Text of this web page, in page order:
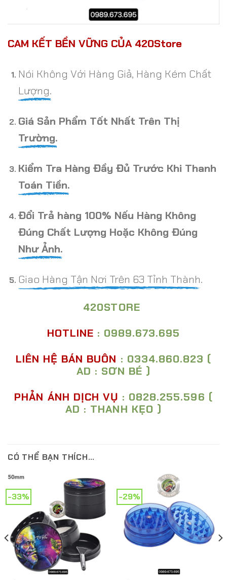
CAM KẾT BỀN VỮNG CỦA 420Store
Nói Không Với Hàng Giả, Hàng Kém Chất
Lượng.
Giá Sản Phẩm Tốt Nhất Trên Thị
Trường.
Kiểm Tra Hàng Đầy Đủ Trước Khi Thanh
Toán Tiền.
Đổi Trả hàng 100% Nếu Hàng Không
Đúng Chất Lượng Hoặc Không Đúng
Như Ảnh.
Giao Hàng Tận Nơi Trên 63 Tỉnh Thành.
420STORE
HOTLINE : 0989.673.695
LIÊN HỆ BÁN BUÔN : 0334.860.823 (
AD : SƠN BÉ )
PHẢN ÁNH DỊCH VỤ : 0828.255.596 (
AD : THANH KẸO )
CÓ THỂ BẠN THÍCH…
-33% -29%